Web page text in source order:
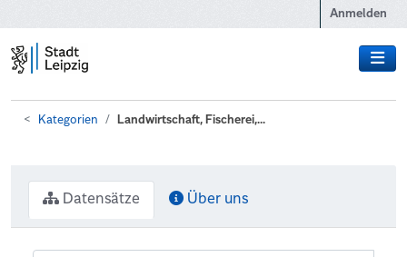
Anmelden
Kategorien Landwirtschaft, Fischerei,...
Datensätze Über uns